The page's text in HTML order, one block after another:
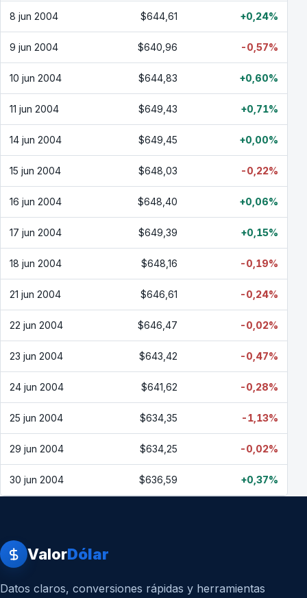
8 jun 2004 $644,61 +0,24%
9 jun 2004 $640,96 -0,57%
10 jun 2004 $644,83 +0,60%
11 jun 2004 $649,43 +0,71%
14 jun 2004 $649,45 +0,00%
15 jun 2004 $648,03 -0,22%
16 jun 2004 $648,40 +0,06%
17 jun 2004 $649,39 +0,15%
18 jun 2004 $648,16 -0,19%
21 jun 2004 $646,61 -0,24%
22 jun 2004 $646,47 -0,02%
23 jun 2004 $643,42 -0,47%
24 jun 2004 $641,62 -0,28%
25 jun 2004 $634,35 -1,13%
29 jun 2004 $634,25 -0,02%
30 jun 2004 $636,59 +0,37%
ValorDólar
Datos claros, conversiones rápidas y herramientas